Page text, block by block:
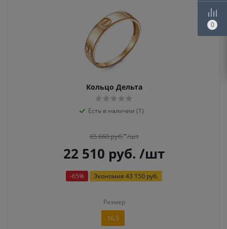
Кольцо Дельта
Есть в наличии (1)
65 660руб. /шт
22 510 руб. /шт
-65% Экономия 43 150 руб.
Размер
16,5
0